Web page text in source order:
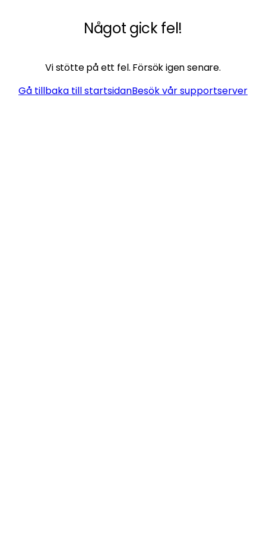
Något gick fel!
Vi stötte på ett fel. Försök igen senare.
Gå tillbaka till startsidanBesök vår supportserver